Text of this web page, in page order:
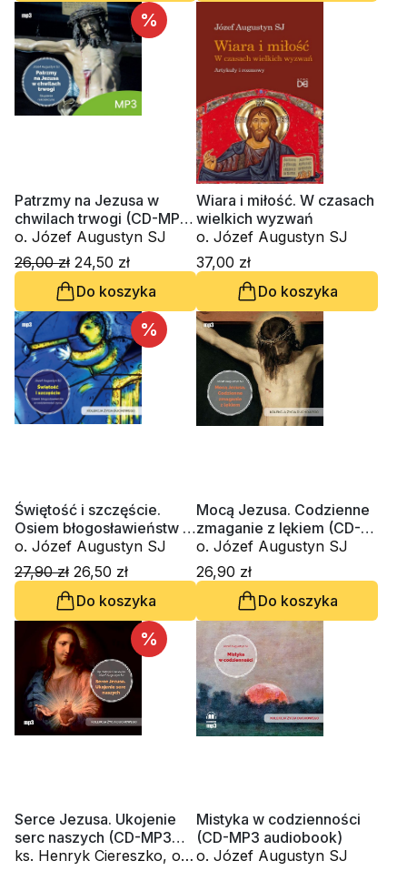
%
Patrzmy na Jezusa w
chwilach trwogi (CD-MP3-
audiobook)
o. Józef Augustyn SJ
26,00 zł 24,50 zł
Do koszyka
Wiara i miłość. W czasach
wielkich wyzwań
o. Józef Augustyn SJ
37,00 zł
Do koszyka
%
Świętość i szczęście.
Osiem błogosławieństw w
codzienności życia (CD-
MP3-audiobook)
o. Józef Augustyn SJ
27,90 zł 26,50 zł
Do koszyka
Mocą Jezusa. Codzienne
zmaganie z lękiem (CD-
MP3-audiobook)
o. Józef Augustyn SJ
26,90 zł
Do koszyka
%
Serce Jezusa. Ukojenie
serc naszych (CD-MP3
audiobook)
ks. Henryk Ciereszko, o.
Mistyka w codzienności
(CD-MP3 audiobook)
o. Józef Augustyn SJ